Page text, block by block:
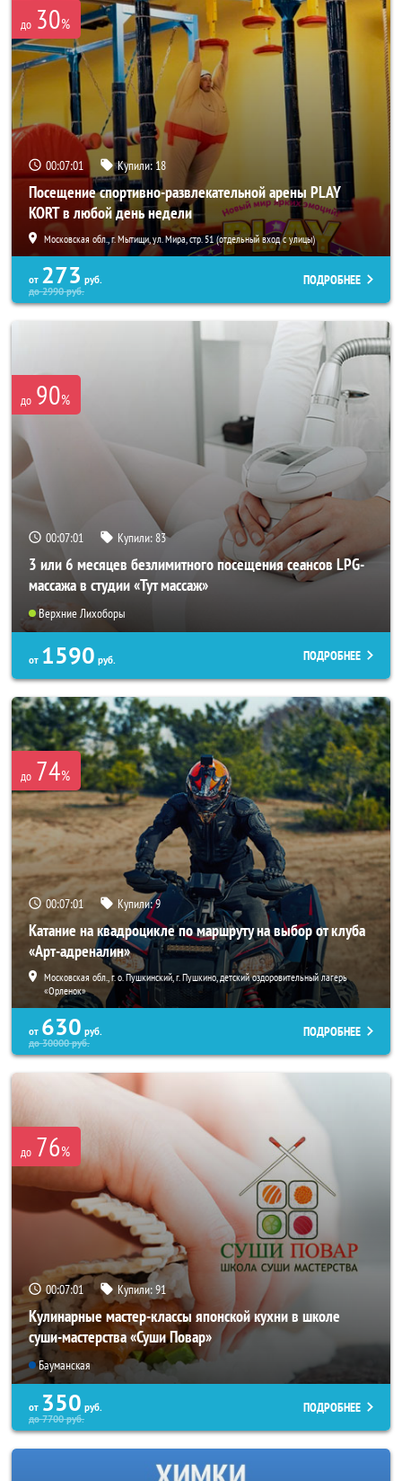
до 30%
00:06:58 Купили: 18
Посещение спортивно-развлекательной арены PLAY
KORT в любой день недели
Московская обл., г. Мытищи, ул. Мира, стр. 51 (отдельный вход с улицы)
от 273 руб.
до2990руб.
ПОДРОБНЕЕ
до 90%
00:06:58 Купили: 83
3 или 6 месяцев безлимитного посещения сеансов LPG-
массажа в студии «Тут массаж»
Верхние Лихоборы
от 1590 руб. ПОДРОБНЕЕ
до 74%
00:06:58 Купили:9
Катание на квадроцикле по маршруту на выбор от клуба
«Арт-адреналин»
Московская обл., г. о. Пушкинский, г. Пушкино, детский оздоровительный лагерь
«Орленок»
от 630 руб.
до30000руб.
ПОДРОБНЕЕ
до 76%
00:06:58 Купили:91
Кулинарные мастер-классы японской кухни в школе
суши-мастерства «Суши Повар»
Бауманская
от 350 руб.
до7700руб.
ПОДРОБНЕЕ